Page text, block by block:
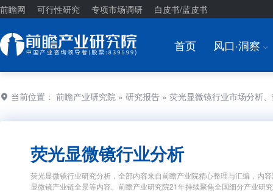
前瞻网 可行性研究 专项市场调研 白皮书/蓝皮书
首页 风口·洞察 I
当前位置： 前瞻产业研究院 » 研究报告 » 荧光显微镜行业市场分析
荧光显微镜行业分析
荧光显微镜行业研究分析，全部内容来自前瞻产业院精心整理与汇编，内
显微镜产业链全景等内容。前瞻产业研究院21年持续聚焦全国细分产业